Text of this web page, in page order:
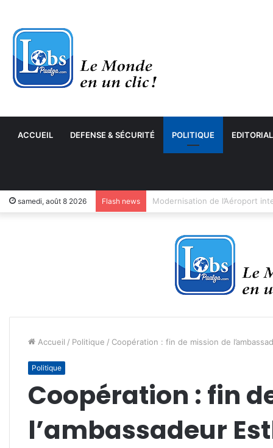
ACCUEIL DEFENSE & SÉCURITÉ POLITIQUE EDITORIAL
samedi, août 8 2026 Flash news
Accueil / Politique / Coopération : fin de mission de
Politique
Coopération : fin
l’ambassadeur